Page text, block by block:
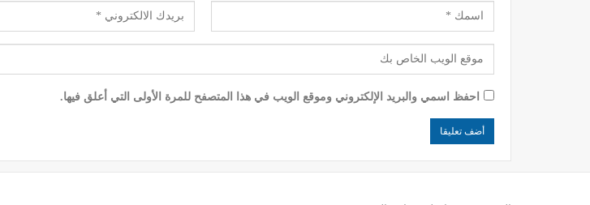
احفظ اسمي والبريد الإلكتروني وموقع الويب في هذا المتصفح للمرة الأولى التي أعلق فيها.